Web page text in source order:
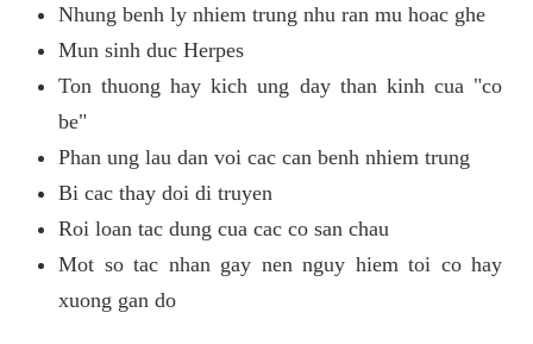
Nhung benh ly nhiem trung nhu ran mu hoac ghe
Mun sinh duc Herpes
Ton thuong hay kich ung day than kinh cua "co
be"
Phan ung lau dan voi cac can benh nhiem trung
Bi cac thay doi di truyen
Roi loan tac dung cua cac co san chau
Mot so tac nhan gay nen nguy hiem toi co hay
xuong gan do